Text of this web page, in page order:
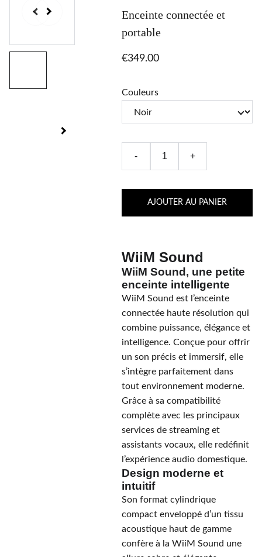
Enceinte connectée et
portable
€349.00
Couleurs
- +
AJOUTER AU PANIER
WiiM Sound
WiiM Sound, une petite
enceinte intelligente
WiiM Sound est l’enceinte
connectée haute résolution qui
combine puissance, élégance et
intelligence. Conçue pour offrir
un son précis et immersif, elle
s’intègre parfaitement dans
tout environnement moderne.
Grâce à sa compatibilité
complète avec les principaux
services de streaming et
assistants vocaux, elle redéfinit
l’expérience audio domestique.
Design moderne et
intuitif
Son format cylindrique
compact enveloppé d’un tissu
acoustique haut de gamme
confère à la WiiM Sound une